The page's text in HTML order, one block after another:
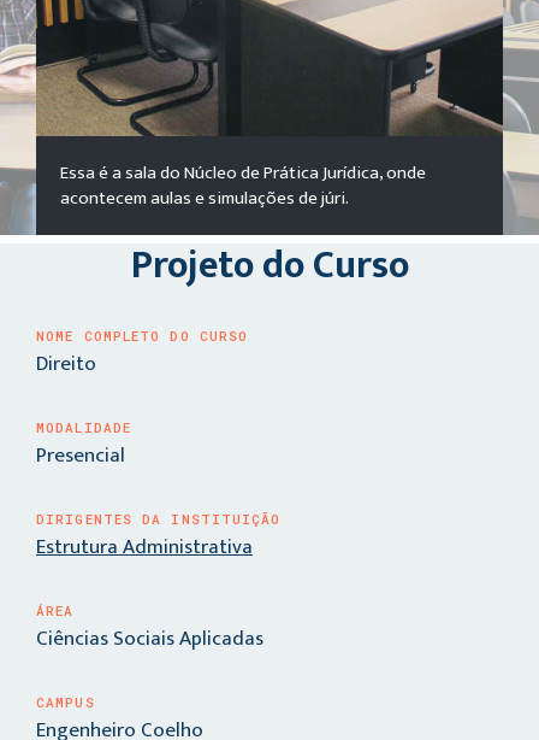
Essa é a sala do Núcleo de Prática Jurídica, onde
acontecem aulas e simulações de júri.
Projeto do Curso
NOME COMPLETO DO CURSO
Direito
MODALIDADE
Presencial
DIRIGENTES DA INSTITUIÇÃO
Estrutura Administrativa
ÁREA
Ciências Sociais Aplicadas
CAMPUS
Engenheiro Coelho